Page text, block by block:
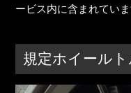
ービス内に含まれていま
規定ホイール